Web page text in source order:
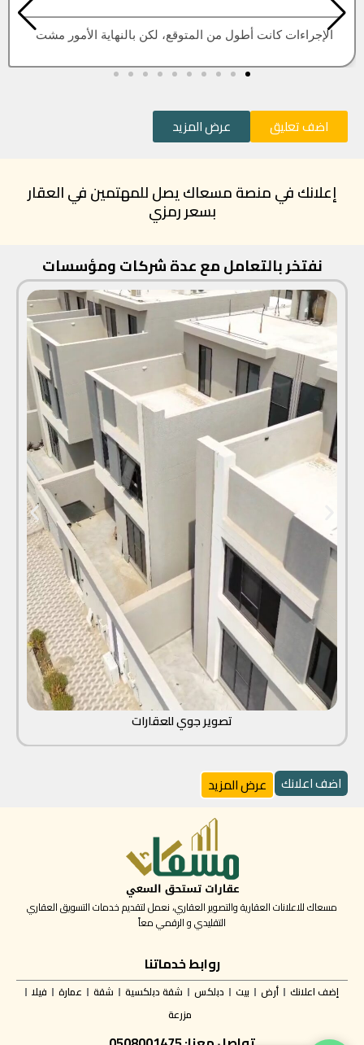
العقار اللي كنت أبيه طلع مباع، أتمنى التحديث يكون أسرع
اضف تعليق عرض المزيد
إعلانك في منصة مسعاك يصل للمهتمين في العقار
بسعر رمزي
نفتخر بالتعامل مع عدة شركات ومؤسسات
تصوير جوي للعقارات
اضف اعلانك عرض المزيد
مسعاك للاعلانات العقارية والتصوير العقاري، نعمل لتقديم خدمات التسويق العقاري
التقليدي و الرقمي معاً
روابط خدماتنا
إضف اعلانك أرض بيت دبلكس شقة دبلكسية شقة عمارة
فيلا
مزرعة